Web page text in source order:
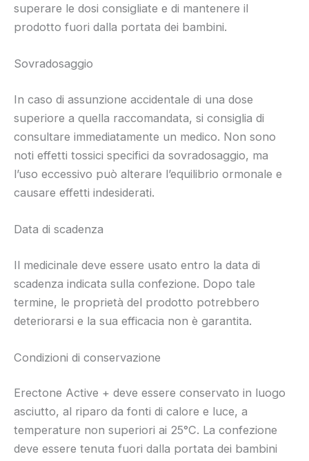
superare le dosi consigliate e di mantenere il
prodotto fuori dalla portata dei bambini.
Sovradosaggio
In caso di assunzione accidentale di una dose
superiore a quella raccomandata, si consiglia di
consultare immediatamente un medico. Non sono
noti effetti tossici specifici da sovradosaggio, ma
l’uso eccessivo può alterare l’equilibrio ormonale e
causare effetti indesiderati.
Data di scadenza
Il medicinale deve essere usato entro la data di
scadenza indicata sulla confezione. Dopo tale
termine, le proprietà del prodotto potrebbero
deteriorarsi e la sua efficacia non è garantita.
Condizioni di conservazione
Erectone Active + deve essere conservato in luogo
asciutto, al riparo da fonti di calore e luce, a
temperature non superiori ai 25°C. La confezione
deve essere tenuta fuori dalla portata dei bambini